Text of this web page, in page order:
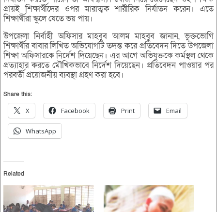
প্রায়ই শিক্ষার্থীদের ওপর মারাত্মক শারীরিক নির্যাতন করেন। এতে
শিক্ষার্থীরা স্কুলে যেতে ভয় পায়।
উপজেলা নির্বাহী অফিসার মাহবুব আলম মাহবুব জানান, ভুক্তভোগি
শিক্ষার্থীর বাবার লিখিত অভিযোগটি তদন্ত করে প্রতিবেদন দিতে উপজেলা
শিক্ষা অফিসারকে নির্দেশ দিয়েছেন। এর আগে অভিযুক্তকে কর্মস্থল থেকে
প্রত্যাহার করতে মৌখিকভাবে নির্দেশ দিয়েছেন। প্রতিবেদন পাওয়ার পর
পরবর্তী প্রয়োজনীয় ব্যবস্থা গ্রহণ করা হবে।
Share this:
X Facebook Print Email
WhatsApp
Related